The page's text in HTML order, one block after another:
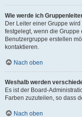
Wie werde ich
Der Leiter einer Gruppe
festgelegt, wenn die
Benutzergruppe erstellen
kontaktieren.
Nach oben
Weshalb werden
Es ist der Board-
Farben zuzuteilen, so dass
Nach oben